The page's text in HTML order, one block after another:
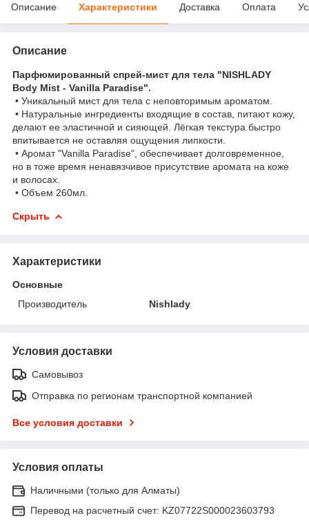
Описание Характеристики Доставка Оплата
Описание
Парфюмированный спрей-мист для тела "NISHLADY
Body Mist - Vanilla Paradise".
• Уникальный мист для тела с неповторимым ароматом.
• Натуральные ингредиенты входящие в состав, питают кожу,
делают ее эластичной и сияющей. Лёгкая текстура быстро
впитывается не оставляя ощущения липкости.
• Аромат "Vanilla Paradise", обеспечивает долговременное,
но в тоже время ненавязчивое присутствие аромата на коже
и волосах.
• Объем 260мл.
Скрыть
Характеристики
Основные
Производитель
Nishlady
Условия доставки
Самовывоз
Отправка по регионам транспортной компанией
Все условия доставки
Условия оплаты
Наличными (только для Алматы)
Перевод на расчетный счет: KZ07722S000023603793